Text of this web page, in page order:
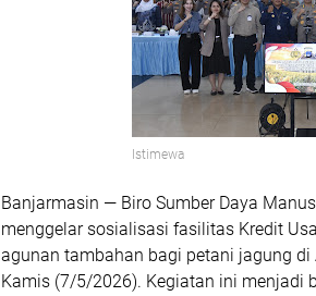
Istimewa
Banjarmasin — Biro Sumber Daya
menggelar sosialisasi fasilitas Kredit
agunan tambahan bagi petani jagung
Kamis (7/5/2026). Kegiatan ini menjadi